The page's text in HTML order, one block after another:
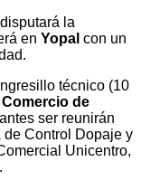
la
en Yopal con un
técnico (10
de
ser reunirán
Control Dopaje y
Unicentro,